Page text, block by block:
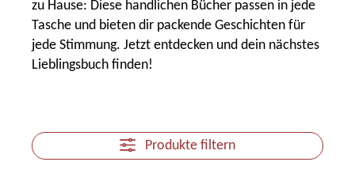
zu Hause: Diese handlichen Bücher passen in jede
Tasche und bieten dir packende Geschichten für
jede Stimmung. Jetzt entdecken und dein nächstes
Lieblingsbuch finden!
Produkte filtern